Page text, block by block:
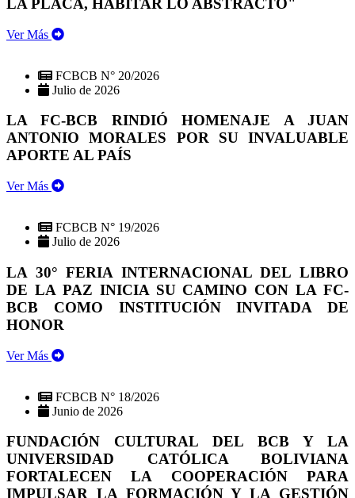
LA PLACA, HABITAR LO ABSTRACTO"
Ver Más
FCBCB N° 20/2026
Julio de 2026
LA FC-BCB RINDIÓ HOMENAJE A JUAN
ANTONIO MORALES POR SU INVALUABLE
APORTE AL PAÍS
Ver Más
FCBCB N° 19/2026
Julio de 2026
LA 30° FERIA INTERNACIONAL DEL LIBRO
DE LA PAZ INICIA SU CAMINO CON LA FC-
BCB COMO INSTITUCIÓN INVITADA DE
HONOR
Ver Más
FCBCB N° 18/2026
Junio de 2026
FUNDACIÓN CULTURAL DEL BCB Y LA
UNIVERSIDAD CATÓLICA BOLIVIANA
FORTALECEN LA COOPERACIÓN PARA
IMPULSAR LA FORMACIÓN Y LA GESTIÓN